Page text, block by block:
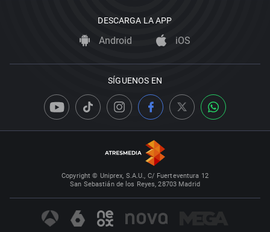
DESCARGA LA APP
Android iOS
SÍGUENOS EN
Copyright © Uniprex, S.A.U., C/ Fuerteventura 12
San Sebastián de los Reyes, 28703 Madrid